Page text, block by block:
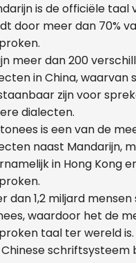
is de officiële taal
door meer dan 70%
meer dan 200
in China, waarvan
zijn voor
dialecten.
is een van de
naast Mandarijn,
in Hong Kong
dan 1,2 miljard
waardoor het de
taal ter wereld is.
schriftsysteem